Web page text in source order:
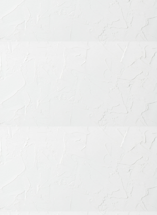
～ 気になる部位だけをピンポイン
だけ改善したいという場合には、部分矯正が
間は数か月から半年程度と短く、費用も全体
られます。ただし、部分的に動かすことでか
が出ないかどうかを慎重に診査する必要があ
な診断が重要です。
▶︎ 「部分矯正」について詳しく見る